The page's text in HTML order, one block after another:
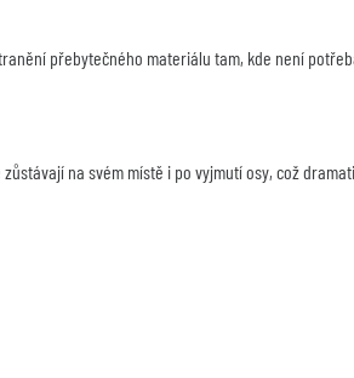
přebytečného materiálu tam, kde není
na svém místě i po vyjmutí osy, což